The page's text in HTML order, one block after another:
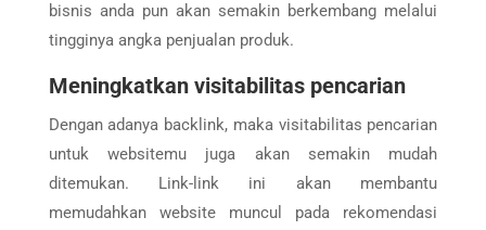
bisnis anda pun akan semakin berkembang melalui
tingginya angka penjualan produk.
Meningkatkan visitabilitas pencarian
Dengan adanya backlink, maka visitabilitas pencarian
untuk websitemu juga akan semakin mudah
ditemukan. Link-link ini akan membantu
memudahkan website muncul pada rekomendasi